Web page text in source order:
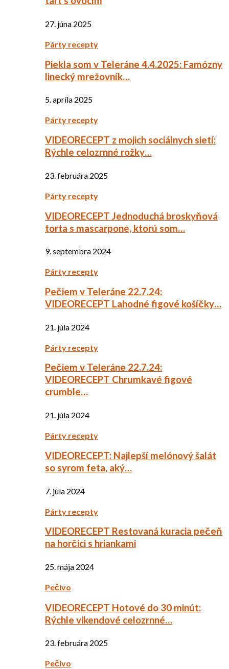
27. júna 2025
Párty recepty
Piekla som v Teleráne 4.4.2025: Famózny
linecký mrežovník…
5. apríla 2025
Párty recepty
VIDEORECEPT z mojich sociálnych sietí:
Rýchle celozrnné rožky…
23. februára 2025
Párty recepty
VIDEORECEPT Jednoduchá broskyňová
torta s mascarpone, ktorú som…
9. septembra 2024
Párty recepty
Pečiem v Teleráne 22.7.24:
VIDEORECEPT Lahodné figové košíčky…
21. júla 2024
Párty recepty
Pečiem v Teleráne 22.7.24:
VIDEORECEPT Chrumkavé figové
crumble…
21. júla 2024
Párty recepty
VIDEORECEPT: Najlepší melónový šalát
so syrom feta, aký…
7. júla 2024
Párty recepty
VIDEORECEPT Restovaná kuracia pečeň
na horčici s hriankami
25. mája 2024
Pečivo
VIDEORECEPT Hotové do 30 minút:
Rýchle vikendové celozrnné…
23. februára 2025
Pečivo